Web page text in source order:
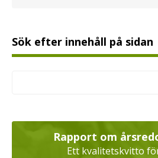
Sök efter innehåll på sidan
Rapport om
Ett kvalitetskvitto